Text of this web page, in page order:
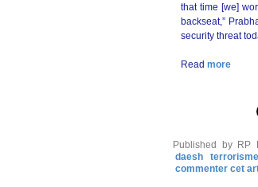
that time [we]
backseat,”
security threat
Read more
Published by RP
daesh
terrorisme
commenter cet